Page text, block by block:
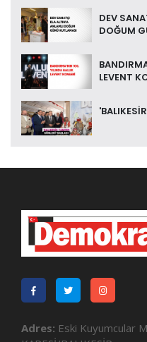
DEV
DOĞUM
LEVENT
Adres: Eski Kuyumcular